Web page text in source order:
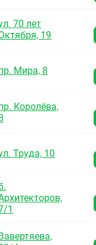
70 лет
19
Мира, 8
Королёва,
Труда, 10
1